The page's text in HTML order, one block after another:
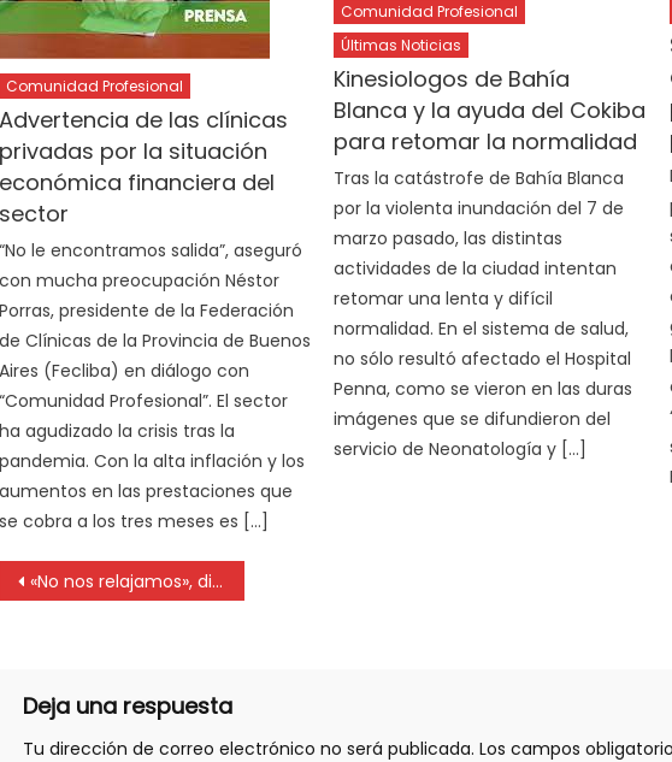
Comunidad Profesional
Advertencia de las clínicas
privadas por la situación
económica financiera del
sector
“No le encontramos salida”, aseguró
con mucha preocupación Néstor
Porras, presidente de la Federación
de Clínicas de la Provincia de Buenos
Aires (Fecliba) en diálogo con
“Comunidad Profesional”. El sector
ha agudizado la crisis tras la
pandemia. Con la alta inflación y los
aumentos en las prestaciones que
se cobra a los tres meses es […]
Comunidad Profesional
Últimas Noticias
Kinesiologos de Bahía
Blanca y la ayuda del Cokiba
para retomar la normalidad
Tras la catástrofe de Bahía Blanca
por la violenta inundación del 7 de
marzo pasado, las distintas
actividades de la ciudad intentan
retomar una lenta y difícil
normalidad. En el sistema de salud,
no sólo resultó afectado el Hospital
Penna, como se vieron en las duras
imágenes que se difundieron del
servicio de Neonatología y […]
«No nos relajamos», dijeron médicos de La Plata ante declaraciones del presidente Fernández
Deja una respuesta
Tu dirección de correo electrónico no será publicada. Los campos